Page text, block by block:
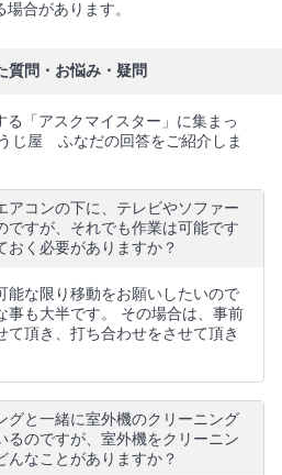
合があります。
問・お悩み・疑問
る「アスクマイスター」に集まっ
じ屋 ふなだの回答をご紹介しま
アコンの下に、テレビやソファー
ですが、それでも作業は可能です
おく必要がありますか？
能な限り移動をお願いしたいので
事も大半です。 その場合は、事前
て頂き、打ち合わせをさせて頂き
グと一緒に室外機のクリーニング
るのですが、室外機をクリーニン
んなことがありますか？